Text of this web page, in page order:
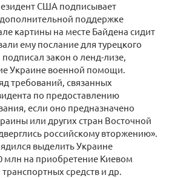
США подписывает
поддержке
картины на месте Байдена сидит
ему послание для турецкого
закон о ленд-​лизе,
Украине военной помощи.
требований, связанных
по предоставлению
если оно предназначено
или других стран Восточной
российскому вторжению».
выделить Украине
млн на приобретение Киевом
средств и др.